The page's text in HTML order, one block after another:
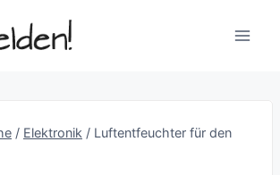
/ Elektronik / Luftentfeuchter für den